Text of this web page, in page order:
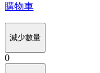
購物車
減少數量
0